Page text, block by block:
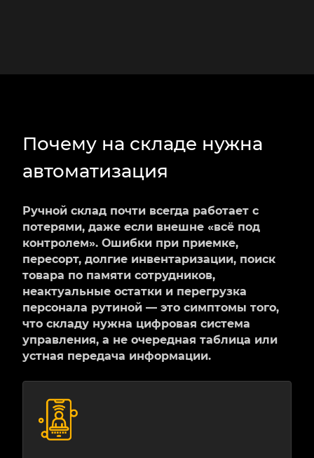
Почему на складе нужна
автоматизация
Ручной склад почти всегда работает с
потерями, даже если внешне «всё под
контролем». Ошибки при приемке,
пересорт, долгие инвентаризации, поиск
товара по памяти сотрудников,
неактуальные остатки и перегрузка
персонала рутиной — это симптомы того,
что складу нужна цифровая система
управления, а не очередная таблица или
устная передача информации.